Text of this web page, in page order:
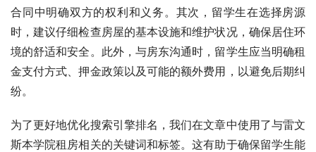
合同中明确双方的权利和义务。其次，留学生在选择房源
时，建议仔细检查房屋的基本设施和维护状况，确保居住环
境的舒适和安全。此外，与房东沟通时，留学生应当明确租
金支付方式、押金政策以及可能的额外费用，以避免后期纠
纷。
为了更好地优化搜索引擎排名，我们在文章中使用了与雷文
斯本学院租房相关的关键词和标签。这有助于确保留学生能